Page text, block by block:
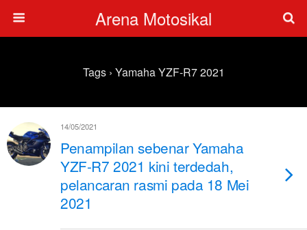
Arena Motosikal
Tags › Yamaha YZF-R7 2021
14/05/2021
Penampilan sebenar Yamaha
YZF-R7 2021 kini terdedah,
pelancaran rasmi pada 18 Mei
2021